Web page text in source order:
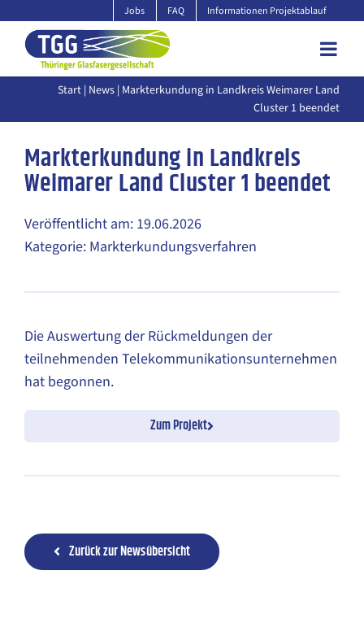
Inhalt
springen
Jobs FAQ Informationen Projektablauf
Start | News | Markterkundung in Landkreis Weimarer Land
Cluster 1 beendet
Markterkundung in Landkreis
Weimarer Land Cluster 1 beendet
Veröffentlicht am: 19.06.2026
Kategorie: Markterkundungsverfahren
Die Auswertung der Rückmeldungen der
teilnehmenden Telekommunikationsunternehmen
hat begonnen.
Zum Projekt
Zurück zur Newsübersicht